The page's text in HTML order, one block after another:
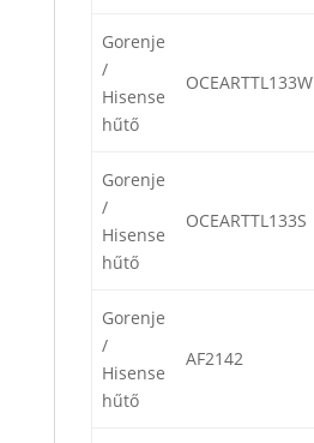
Gorenje
/
Hisense
hűtő
OCEARTTL133W
Gorenje
/
Hisense
hűtő
OCEARTTL133S
Gorenje
/
Hisense
hűtő
AF2142